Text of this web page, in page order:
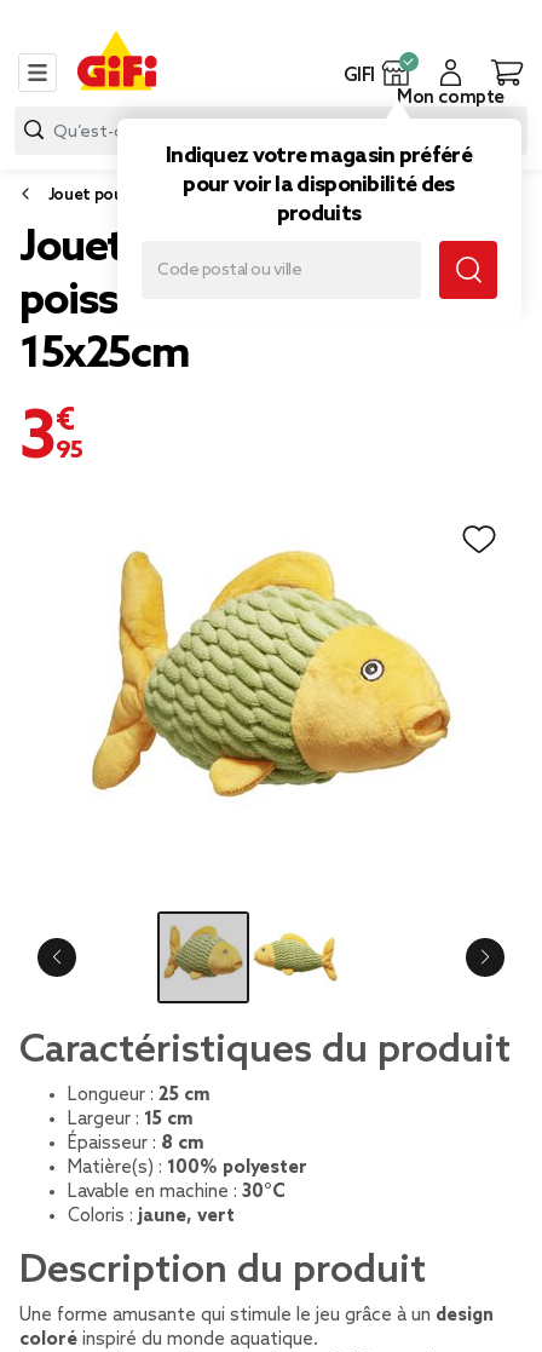
GIFI
Indiquez votre magasin préféré
pour voir la disponibilité des
produits
Mon compte
Jouet pour chien
Jouet peluche pour chien
poisson vert et jaune
15x25cm
3,95 €
Caractéristiques du produit
Longueur : 25 cm
Largeur : 15 cm
Épaisseur : 8 cm
Matière(s) : 100% polyester
Lavable en machine : 30°C
Coloris : jaune, vert
Description du produit
Une forme amusante qui stimule le jeu grâce à un design
coloré inspiré du monde aquatique.